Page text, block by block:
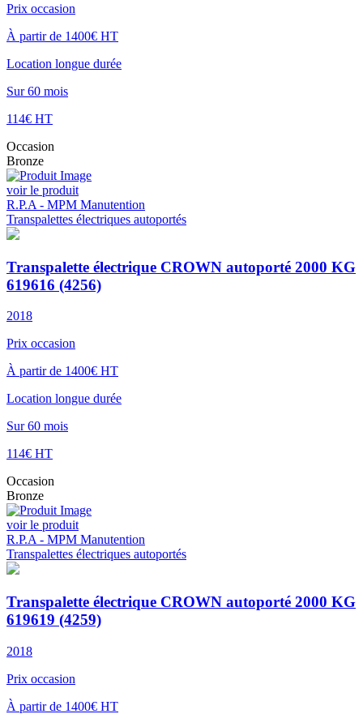
Prix occasion
À partir de 1400€ HT
Location longue durée
Sur 60 mois
114€ HT
Occasion
Bronze
voir le produit
R.P.A - MPM Manutention
Transpalettes électriques autoportés
Transpalette électrique CROWN autoporté 2000 KG
619616 (4256)
2018
Prix occasion
À partir de 1400€ HT
Location longue durée
Sur 60 mois
114€ HT
Occasion
Bronze
voir le produit
R.P.A - MPM Manutention
Transpalettes électriques autoportés
Transpalette électrique CROWN autoporté 2000 KG
619619 (4259)
2018
Prix occasion
À partir de 1400€ HT